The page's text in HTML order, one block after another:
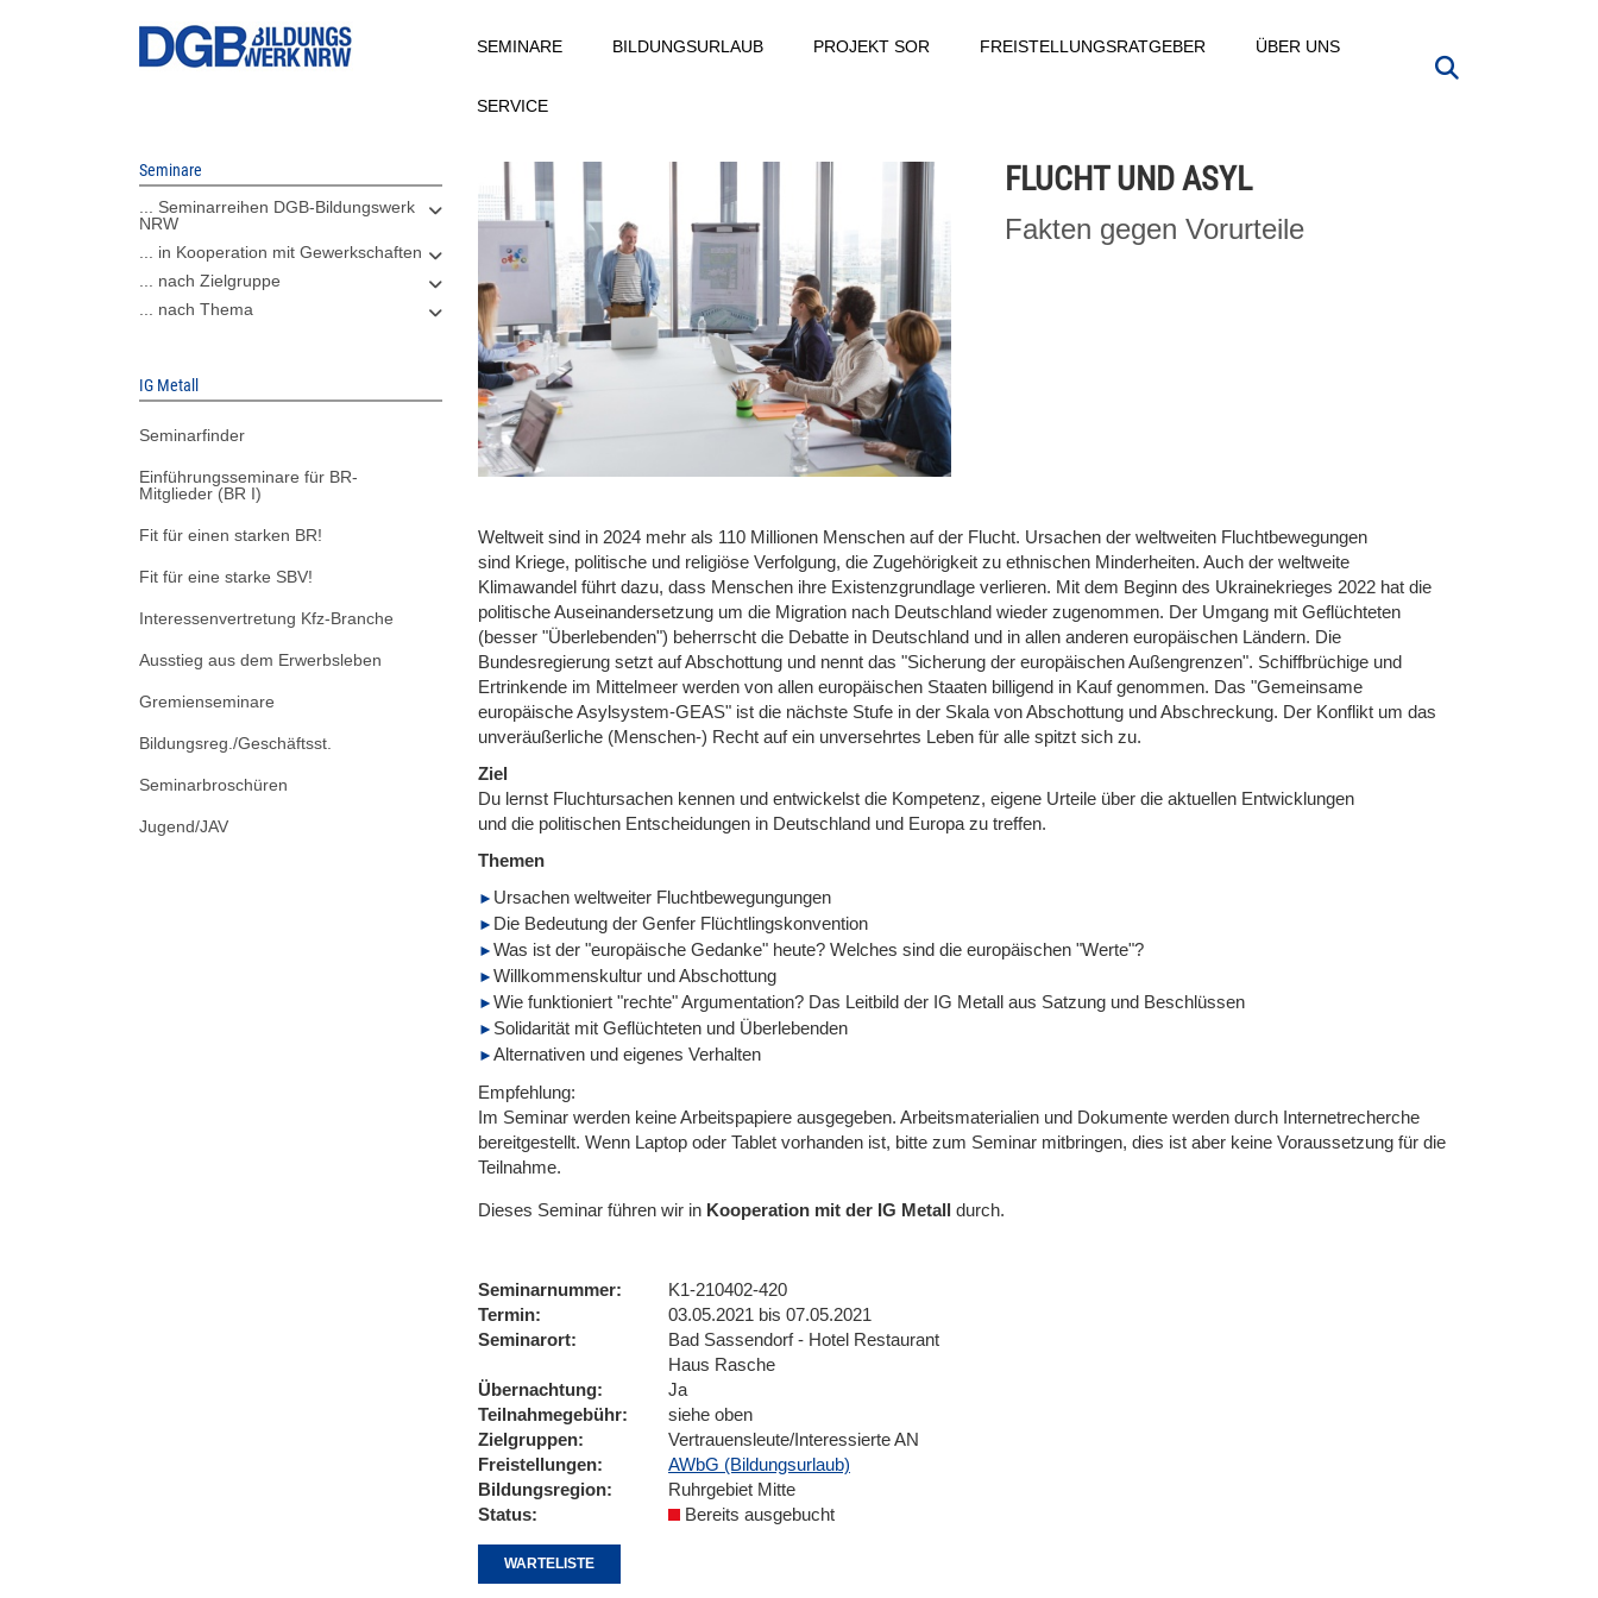
SEMINARE BILDUNGSURLAUB PROJEKT SOR FREISTELLUNGSRATGEBER ÜBER UNS
SERVICE
Seminare
... Seminarreihen DGB-Bildungswerk
NRW
... in Kooperation mit Gewerkschaften
... nach Zielgruppe
... nach Thema
IG Metall
Seminarfinder
Einführungsseminare für BR-
Mitglieder (BR I)
Fit für einen starken BR!
Fit für eine starke SBV!
Interessenvertretung Kfz-Branche
Ausstieg aus dem Erwerbsleben
Gremienseminare
Bildungsreg./Geschäftsst.
Seminarbroschüren
Jugend/JAV
FLUCHT UND ASYL
Fakten gegen Vorurteile
Weltweit sind in 2024 mehr als 110 Millionen Menschen auf der Flucht. Ursachen der weltweiten Fluchtbewegungen
sind Kriege, politische und religiöse Verfolgung, die Zugehörigkeit zu ethnischen Minderheiten. Auch der weltweite
Klimawandel führt dazu, dass Menschen ihre Existenzgrundlage verlieren. Mit dem Beginn des Ukrainekrieges 2022 hat die
politische Auseinandersetzung um die Migration nach Deutschland wieder zugenommen. Der Umgang mit Geflüchteten
(besser "Überlebenden") beherrscht die Debatte in Deutschland und in allen anderen europäischen Ländern. Die
Bundesregierung setzt auf Abschottung und nennt das "Sicherung der europäischen Außengrenzen". Schiffbrüchige und
Ertrinkende im Mittelmeer werden von allen europäischen Staaten billigend in Kauf genommen. Das "Gemeinsame
europäische Asylsystem-GEAS" ist die nächste Stufe in der Skala von Abschottung und Abschreckung. Der Konflikt um das
unveräußerliche (Menschen-) Recht auf ein unversehrtes Leben für alle spitzt sich zu.
Ziel
Du lernst Fluchtursachen kennen und entwickelst die Kompetenz, eigene Urteile über die aktuellen Entwicklungen
und die politischen Entscheidungen in Deutschland und Europa zu treffen.
Themen
Ursachen weltweiter Fluchtbewegungungen
Die Bedeutung der Genfer Flüchtlingskonvention
Was ist der "europäische Gedanke" heute? Welches sind die europäischen "Werte"?
Willkommenskultur und Abschottung
Wie funktioniert "rechte" Argumentation? Das Leitbild der IG Metall aus Satzung und Beschlüssen
Solidarität mit Geflüchteten und Überlebenden
Alternativen und eigenes Verhalten
Empfehlung:
Im Seminar werden keine Arbeitspapiere ausgegeben. Arbeitsmaterialien und Dokumente werden durch Internetrecherche
bereitgestellt. Wenn Laptop oder Tablet vorhanden ist, bitte zum Seminar mitbringen, dies ist aber keine Voraussetzung für die
Teilnahme.
Dieses Seminar führen wir in Kooperation mit der IG Metall durch.
Seminarnummer
K1-210402-420
Termin
03.05.2021 bis 07.05.2021
Seminarort
Bad Sassendorf - Hotel Restaurant
Haus Rasche
Übernachtung
Ja
Teilnahmegebühr
siehe oben
Zielgruppen
Vertrauensleute/Interessierte AN
Freistellungen
AWbG (Bildungsurlaub)
Bildungsregion
Ruhrgebiet Mitte
Status
Bereits ausgebucht
WARTELISTE